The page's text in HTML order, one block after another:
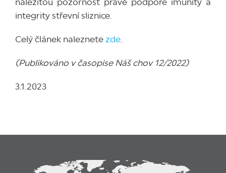
náležitou pozornost právě podpoře imunity a
integrity střevní sliznice.
Celý článek naleznete zde
(Publikováno v časopise Náš chov 12/2022)
3.1.2023